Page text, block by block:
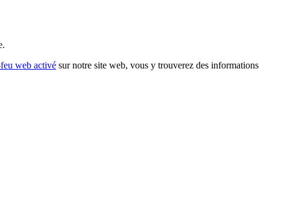
web activé sur notre site web, vous y trouverez des informations